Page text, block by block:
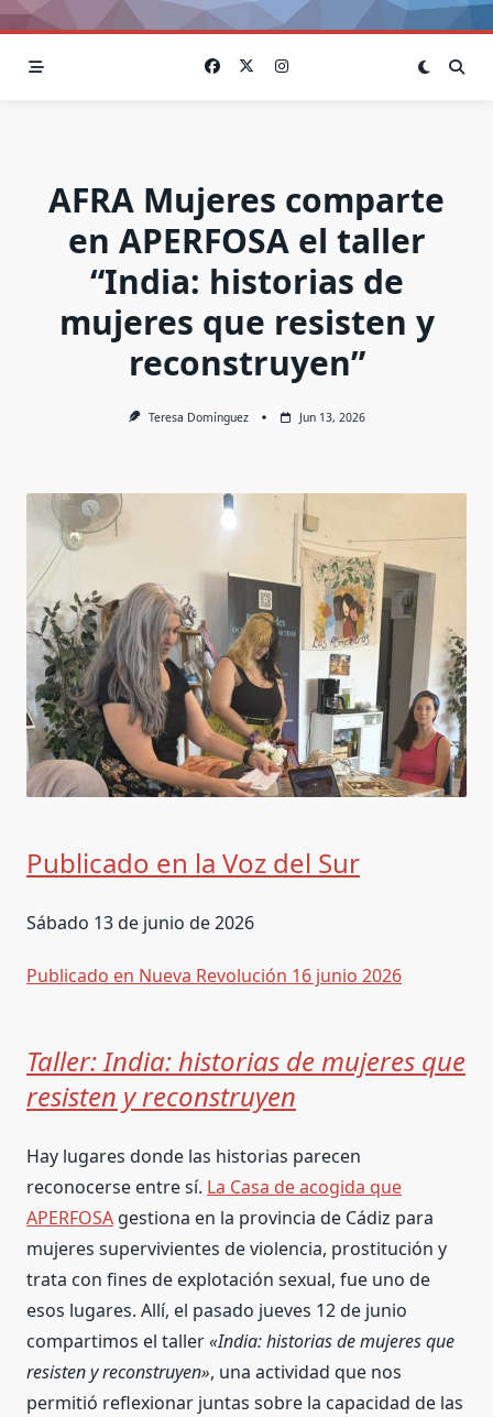
AFRA Mujeres comparte
en APERFOSA el taller
“India: historias de
mujeres que resisten y
reconstruyen”
Teresa Domínguez Jun 13, 2026
Publicado en la Voz del Sur
Sábado 13 de junio de 2026
Publicado en Nueva Revolución 16 junio 2026
Taller: India: historias de mujeres que
resisten y reconstruyen
Hay lugares donde las historias parecen
reconocerse entre sí. La Casa de acogida que
APERFOSA gestiona en la provincia de Cádiz para
mujeres supervivientes de violencia, prostitución y
trata con fines de explotación sexual, fue uno de
esos lugares. Allí, el pasado jueves 12 de junio
compartimos el taller«India: historias de mujeres que
resisten y reconstruyen», una actividad que nos
permitió reflexionar juntas sobre la capacidad de las